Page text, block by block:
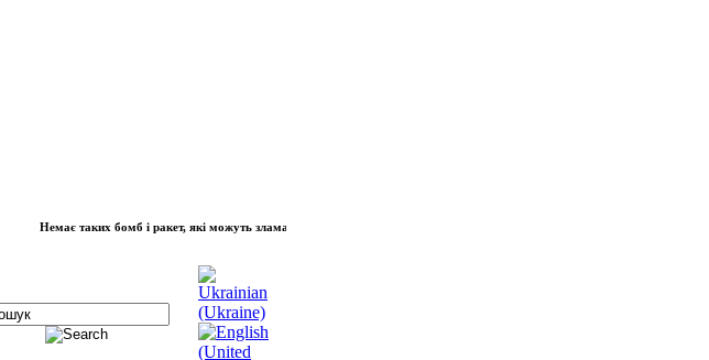
Немає таких бомб і ракет, які можуть зламати волю народу, - Президент України Володимир Зеленський